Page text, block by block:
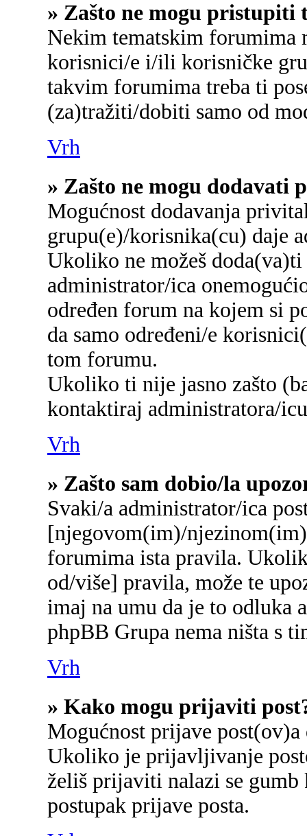
» Zašto ne mogu pristupiti
Nekim tematskim forumima
korisnici/e i/ili korisničke
takvim forumima treba ti
(za)tražiti/dobiti samo od
Vrh
» Zašto ne mogu dodavati
Mogućnost dodavanja
grupu(e)/korisnika(cu) daje
Ukoliko ne možeš
administrator/ica
određen forum na kojem si
da samo određeni/e
tom forumu.
Ukoliko ti nije jasno zašto
kontaktiraj administratora/
Vrh
» Zašto sam dobio/la
Svaki/a administrator/ica
[njegovom(im)/
forumima ista pravila.
od/više] pravila, može te
imaj na umu da je to odluka
phpBB Grupa nema ništa s
Vrh
» Kako mogu prijaviti
Mogućnost prijave
Ukoliko je prijavljivanje
želiš prijaviti nalazi se
postupak prijave posta.